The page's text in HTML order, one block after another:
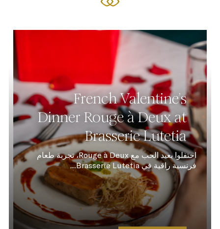
French Valentine’s
Dinner Rouge à Deux at
Brasserie Lutetia
احتفلوا بعيد الحب مع Rouge à Deux، تجربة طعام
فرنسية راقية في Brasserie Lutetia....